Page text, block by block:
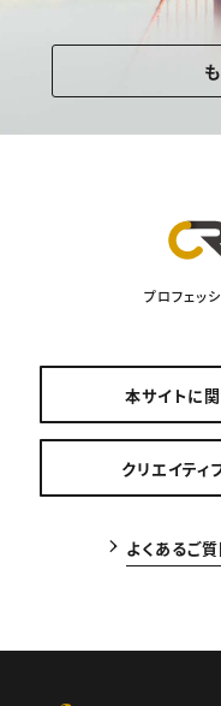
プロフェッ
本サイトに
クリエイティ
よくあるご